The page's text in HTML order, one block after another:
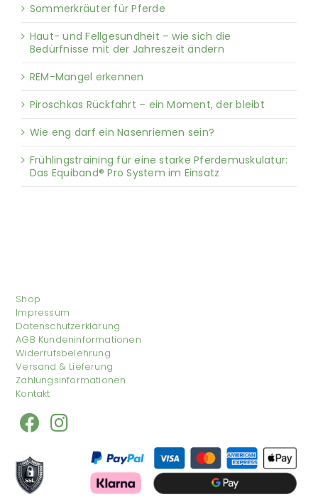
Sommerkräuter für Pferde
Haut- und Fellgesundheit – wie sich die
Bedürfnisse mit der Jahreszeit ändern
REM-Mangel erkennen
Piroschkas Rückfahrt – ein Moment, der bleibt
Wie eng darf ein Nasenriemen sein?
Frühlingstraining für eine starke Pferdemuskulatur:
Das Equiband® Pro System im Einsatz
Shop
Impressum
Datenschutzerklärung
AGB Kundeninformationen
Widerrufsbelehrung
Versand & Lieferung
Zahlungsinformationen
Kontakt